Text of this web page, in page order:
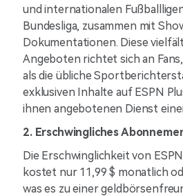
und internationalen
Bundesliga, zusammen mit
Dokumentationen. Diese
Angeboten richtet sich an
als die übliche
exklusiven Inhalte auf ESPN
ihnen angebotenen Dienst
2. Erschwingliches
Die Erschwinglichkeit von
kostet nur 11,99 $ monatlich
was es zu einer